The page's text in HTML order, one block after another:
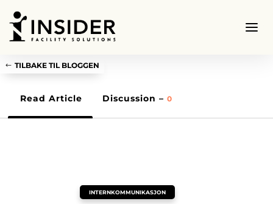
TILBAKE TIL BLOGGEN
Read Article Discussion – 0
INTERNKOMMUNIKASJON